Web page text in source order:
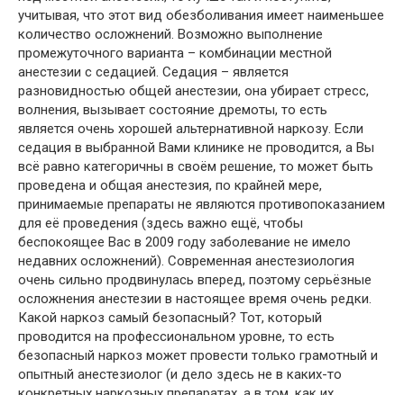
учитывая, что этот вид обезболивания имеет наименьшее
количество осложнений. Возможно выполнение
промежуточного варианта – комбинации местной
анестезии с седацией. Седация – является
разновидностью общей анестезии, она убирает стресс,
волнения, вызывает состояние дремоты, то есть
является очень хорошей альтернативной наркозу. Если
седация в выбранной Вами клинике не проводится, а Вы
всё равно категоричны в своём решение, то может быть
проведена и общая анестезия, по крайней мере,
принимаемые препараты не являются противопоказанием
для её проведения (здесь важно ещё, чтобы
беспокоящее Вас в 2009 году заболевание не имело
недавних осложнений). Современная анестезиология
очень сильно продвинулась вперед, поэтому серьёзные
осложнения анестезии в настоящее время очень редки.
Какой наркоз самый безопасный? Тот, который
проводится на профессиональном уровне, то есть
безопасный наркоз может провести только грамотный и
опытный анестезиолог (и дело здесь не в каких-то